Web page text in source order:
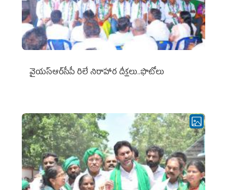
వైయ‌స్ఆర్‌సీపీ రిలే నిరాహార దీక్షలు..ఫొటోలు